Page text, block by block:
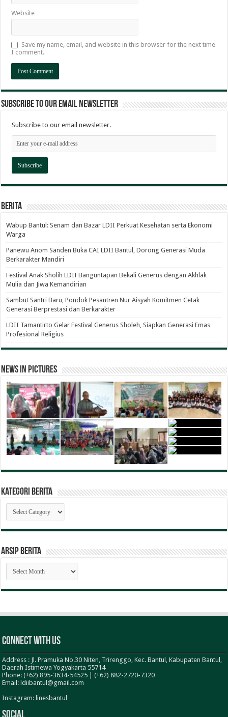
Website
Save my name, email, and website in this browser for the next time
I comment.
Subscribe to our email newsletter
Subscribe to our email newsletter.
Berita
Wabup Bantul: Senam dan Bazar LDII Perkuat Kesehatan serta Ekonomi
Warga
Panewu Anom Sanden Buka CAI LDII Bantul, Dorong Generasi Muda
Berkarakter Mandiri
Festival Anak Sholih LDII Banguntapan Bekali Generus dengan Akhlak
Mulia dan Jiwa Kemandirian
Sambut Santri Baru, Pondok Pesantren Nur Aisyah Komitmen Cetak
Generasi Berprestasi dan Berkarakter
LDII Tamantirto Gelar Festival Generus Sholeh, Siapkan Generasi Emas
Profesional Religius
News in Pictures
Kategori Berita
Kategori
Berita
ARSIP BERITA
ARSIP
BERITA
Connect With Us
Address : Jl. Pramuka No.30 Niten, Trirenggo, Kec. Bantul, Kabupaten Bantul,
Daerah Istimewa Yogyakarta 55714
Phone: (+62) 895-3634-54525 | (+62) 882-2720-7320
Email: ldiibantul@gmail.com
Instagram: linesbantul